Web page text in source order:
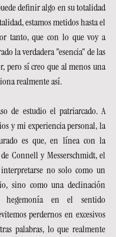
definir algo en su totalidad
estamos metidos hasta el
tanto, que con lo que voy a
la verdadera "esencia" de las
pero sí creo que al menos una
realmente así.
de estudio el patriarcado. A
y mi experiencia personal, la
es que, en línea con la
Connell y Messerschmidt, el
no solo como un
sino como una declinación
hegemonía en el sentido
perdernos en excesivos
palabras, lo que realmente